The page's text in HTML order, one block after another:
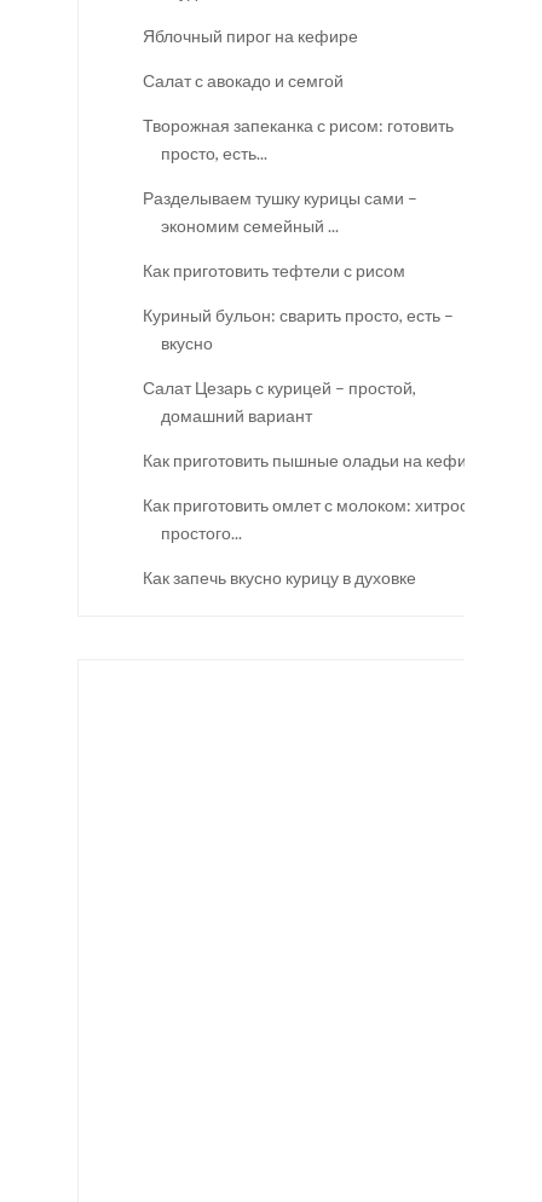
Яблочный пирог на кефире
Салат с авокадо и семгой
Творожная запеканка с рисом: готовить
просто, есть...
Разделываем тушку курицы сами –
экономим семейный ...
Как приготовить тефтели с рисом
Куриный бульон: сварить просто, есть –
вкусно
Салат Цезарь с курицей – простой,
домашний вариант
Как приготовить пышные оладьи на кефире
Как приготовить омлет с молоком: хитрости
простого...
Как запечь вкусно курицу в духовке